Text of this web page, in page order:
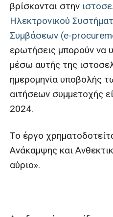
βρίσκονται στην
Ηλεκτρονικού
Συμβάσεων (e-
ερωτήσεις μπορούν να
μέσω αυτής της
ημερομηνία υποβολής
αιτήσεων συμμετοχής
2024.
Το έργο
Ανάκαμψης και
αύριο».